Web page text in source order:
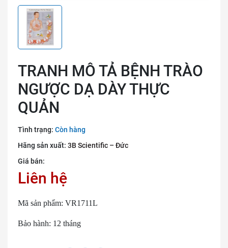
TRANH MÔ TẢ BỆNH TRÀO
NGƯỢC DẠ DÀY THỰC
QUẢN
Tình trạng: Còn hàng
Hãng sản xuất: 3B Scientific – Đức
Giá bán:
Liên hệ
Mã sản phẩm: VR1711L
Bảo hành: 12 tháng